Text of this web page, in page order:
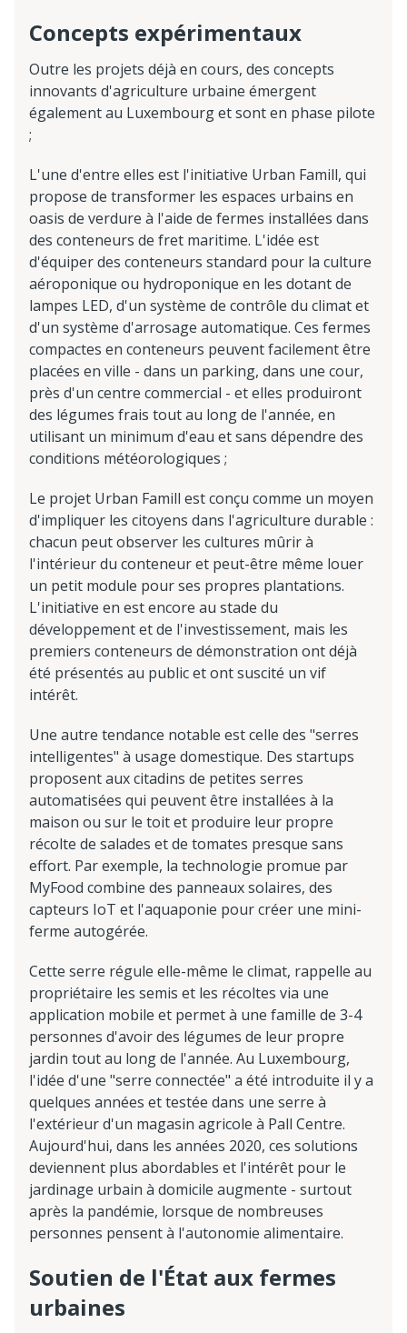
Concepts expérimentaux
Outre les projets déjà en cours, des concepts
innovants d'agriculture urbaine émergent
également au Luxembourg et sont en phase pilote
;
L'une d'entre elles est l'initiative Urban Famill, qui
propose de transformer les espaces urbains en
oasis de verdure à l'aide de fermes installées dans
des conteneurs de fret maritime. L'idée est
d'équiper des conteneurs standard pour la culture
aéroponique ou hydroponique en les dotant de
lampes LED, d'un système de contrôle du climat et
d'un système d'arrosage automatique. Ces fermes
compactes en conteneurs peuvent facilement être
placées en ville - dans un parking, dans une cour,
près d'un centre commercial - et elles produiront
des légumes frais tout au long de l'année, en
utilisant un minimum d'eau et sans dépendre des
conditions météorologiques ;
Le projet Urban Famill est conçu comme un moyen
d'impliquer les citoyens dans l'agriculture durable :
chacun peut observer les cultures mûrir à
l'intérieur du conteneur et peut-être même louer
un petit module pour ses propres plantations.
L'initiative en est encore au stade du
développement et de l'investissement, mais les
premiers conteneurs de démonstration ont déjà
été présentés au public et ont suscité un vif
intérêt.
Une autre tendance notable est celle des "serres
intelligentes" à usage domestique. Des startups
proposent aux citadins de petites serres
automatisées qui peuvent être installées à la
maison ou sur le toit et produire leur propre
récolte de salades et de tomates presque sans
effort. Par exemple, la technologie promue par
MyFood combine des panneaux solaires, des
capteurs IoT et l'aquaponie pour créer une mini-
ferme autogérée.
Cette serre régule elle-même le climat, rappelle au
propriétaire les semis et les récoltes via une
application mobile et permet à une famille de 3-4
personnes d'avoir des légumes de leur propre
jardin tout au long de l'année. Au Luxembourg,
l'idée d'une "serre connectée" a été introduite il y a
quelques années et testée dans une serre à
l'extérieur d'un magasin agricole à Pall Centre.
Aujourd'hui, dans les années 2020, ces solutions
deviennent plus abordables et l'intérêt pour le
jardinage urbain à domicile augmente - surtout
après la pandémie, lorsque de nombreuses
personnes pensent à l'autonomie alimentaire.
Soutien de l'État aux fermes
urbaines